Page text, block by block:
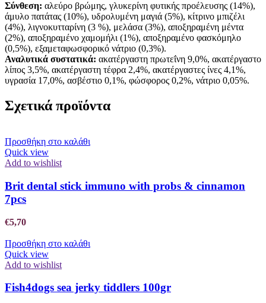
Σύνθεση: αλεύρο βρώμης, γλυκερίνη φυτικής προέλευσης (14%),
άμυλο πατάτας (10%), υδρολυμένη μαγιά (5%), κίτρινο μπιζέλι
(4%), λιγνοκυτταρίνη (3 %), μελάσα (3%), αποξηραμένη μέντα
(2%), αποξηραμένο χαμομήλι (1%), αποξηραμένο φασκόμηλο
(0,5%), εξαμεταφωσφορικό νάτριο (0,3%).
Αναλυτικά συστατικά: ακατέργαστη πρωτεΐνη 9,0%, ακατέργαστο
λίπος 3,5%, ακατέργαστη τέφρα 2,4%, ακατέργαστες ίνες 4,1%,
υγρασία 17,0%, ασβέστιο 0,1%, φώσφορος 0,2%, νάτριο 0,05%.
Σχετικά προϊόντα
Προσθήκη στο καλάθι
Quick view
Add to wishlist
Brit dental stick immuno with probs & cinnamon
7pcs
€5,70
Προσθήκη στο καλάθι
Quick view
Add to wishlist
Fish4dogs sea jerky tiddlers 100gr